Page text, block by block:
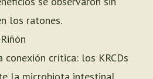
los ratones.
crítica: los KRCDs